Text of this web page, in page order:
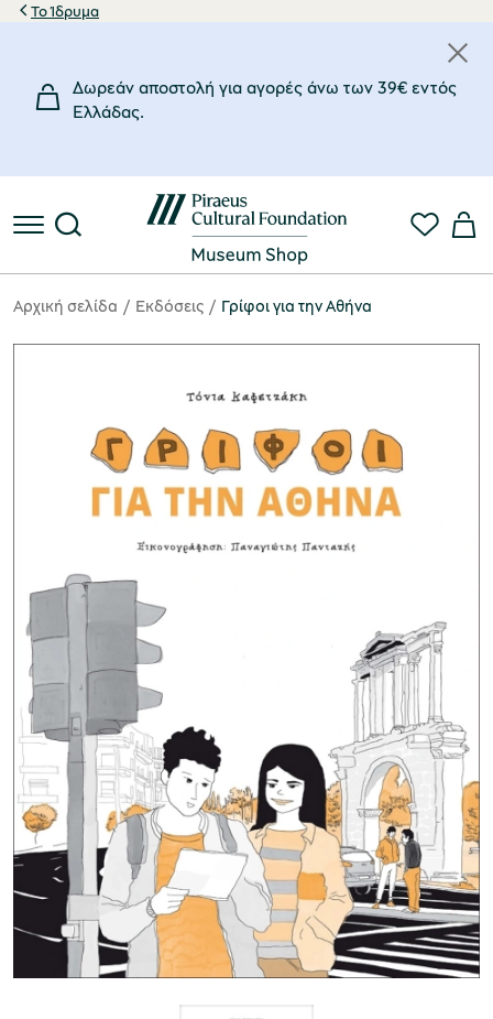
Το Ίδρυμα
Δωρεάν αποστολή για αγορές άνω των 39€ εντός
Eλλάδας.
Αρχική σελίδα Eκδόσεις Γρίφοι για την Αθήνα